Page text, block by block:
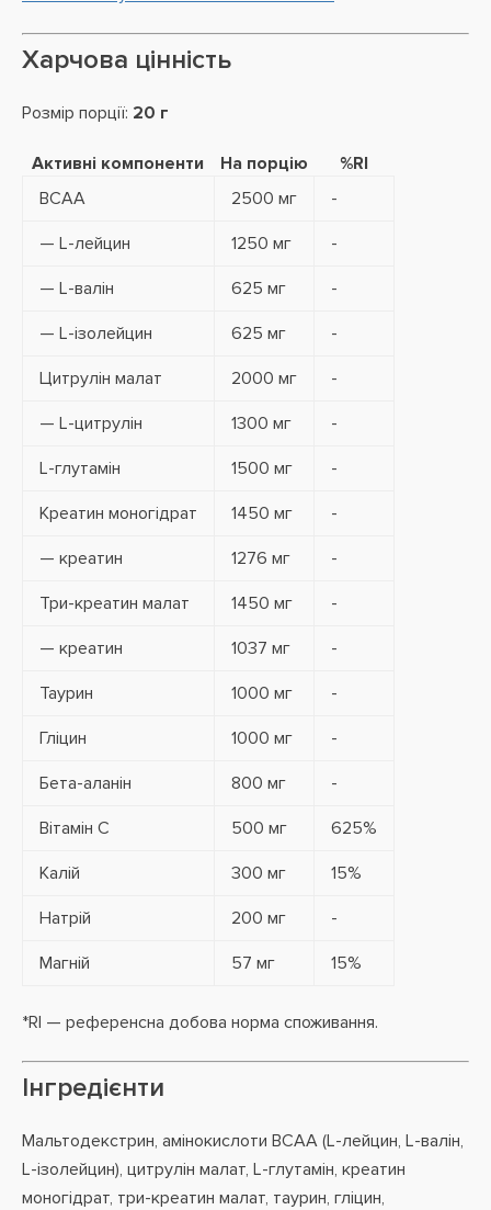
Харчова цінність
Розмір порції: 20 г
Активні компоненти На порцію
%RI
BCAA
2500 мг -
— L-лейцин 1250 мг -
— L-валін 625 мг -
— L-ізолейцин 625 мг -
Цитрулін малат 2000 мг -
— L-цитрулін 1300 мг -
L-глутамін 1500 мг -
Креатин моногідрат 1450 мг -
— креатин 1276 мг -
Три-креатин малат 1450 мг -
— креатин 1037 мг -
Таурин 1000 мг -
Гліцин 1000 мг -
Бета-аланін 800 мг -
Вітамін C 500 мг 625%
Калій 300 мг 15%
Натрій 200 мг -
Магній 57 мг 15%
*RI — референсна добова норма споживання.
Інгредієнти
Мальтодекстрин, амінокислоти BCAA (L-лейцин, L-валін,
L-ізолейцин), цитрулін малат, L-глутамін, креатин
моногідрат, три-креатин малат, таурин, гліцин,